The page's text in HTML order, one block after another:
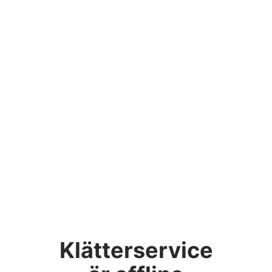
Klätterservice